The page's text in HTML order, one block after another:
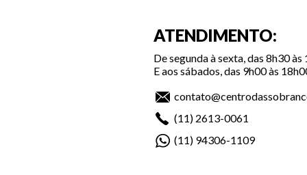
ATENDIMENTO:
De segunda à sexta, das 8h30 às
E aos sábados, das 9h00 às
(11) 2613-0061
(11) 94306-1109